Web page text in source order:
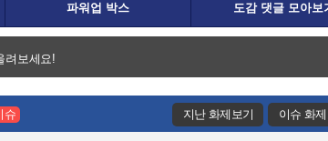
파워업 박스 도감 댓글 모아보
려보세요!
슈 지난 화제보기 이슈 화